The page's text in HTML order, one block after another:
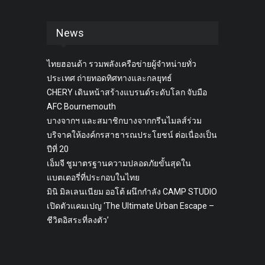
News
ไทยฮอนด้า รวมพลังเครือข่ายผู้จำหน่ายทั่ว
ประเทศ ถ่ายทอดทิศทางและกลยุทธ์
CHERY เดินหน้าสร้างแบรนด์ระดับโลก จับมือ
AFC Bournemouth
บางจากฯ และสมาชิกบางจากกรีนไมลส์ร่วม
บริจาคให้องค์กรสาธารณประโยชน์ ต่อเนื่องเป็น
ปีที่ 20
เอ็มจี ชูมาตรฐานความปลอดภัยขั้นสุดใน
แบตเตอรี่ที่ประกอบในไทย
มินิ มิลเลนเนียม ออโต้ ผนึกกำลัง CAMP STUDIO
เปิดตัวแคมเปญ ‘The Ultimate Urban Escape –
ชีวิตอิสระที่ลงตัว’